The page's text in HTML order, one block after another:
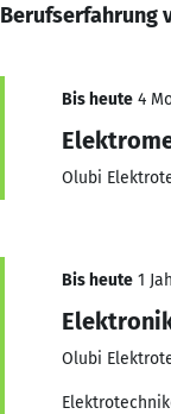
Berufserfahrung
Bis heute 4
Olubi
Bis heute 1
Olubi